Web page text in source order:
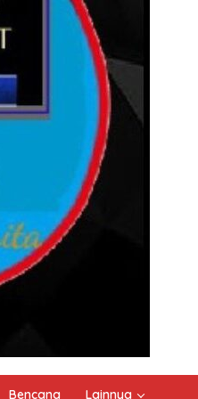
Bencana Lainnya